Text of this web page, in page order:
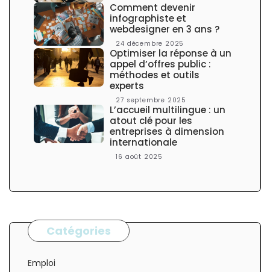
e
Comment devenir
infographiste et
webdesigner en 3 ans ?
24 décembre 2025
Optimiser la réponse à un
appel d’offres public :
méthodes et outils
experts
27 septembre 2025
L’accueil multilingue : un
atout clé pour les
entreprises à dimension
internationale
16 août 2025
Catégories
Emploi